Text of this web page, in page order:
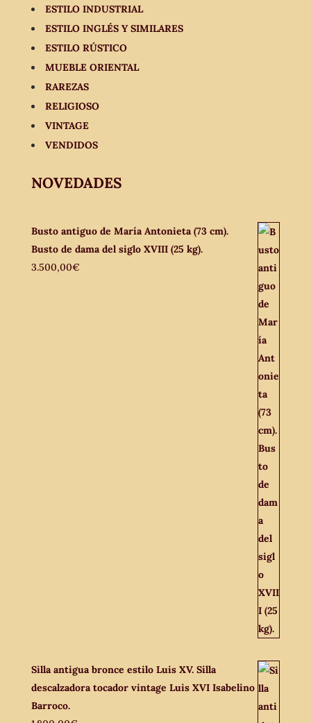
ESTILO INDUSTRIAL
ESTILO INGLÉS Y SIMILARES
ESTILO RÚSTICO
MUEBLE ORIENTAL
RAREZAS
RELIGIOSO
VINTAGE
VENDIDOS
NOVEDADES
Busto antiguo de María Antonieta (73 cm).
Busto de dama del siglo XVIII (25 kg).
3.500,00€
Silla antigua bronce estilo Luis XV. Silla
descalzadora tocador vintage Luis XVI Isabelino
Barroco.